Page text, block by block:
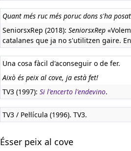
Quant més ruc més poruc dons s'ha
SeniorsxRep (2018): SeniorsxRep
catalanes que ja no s'utilitzen gaire.
Una cosa fàcil d'aconseguir o de fer.
Això és peix al cove, ja està fet!
TV3 (1997): Si l'encerto l'endevino.
TV3 / Pel·lícula (1996). TV3.
Ésser peix al cove